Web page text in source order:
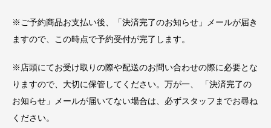
※ご予約商品お支払い後、「決済完了のお知らせ」メールが届き
ますので、この時点で予約受付が完了します。
※店頭にてお受け取りの際や配送のお問い合わせの際に必要とな
りますので、大切に保管してください。万が一、 「決済完了の
お知らせ」メールが届いてない場合は、必ずスタッフまでお尋ね
ください。